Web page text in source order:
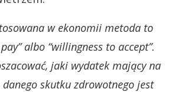
w ekonomii metoda to
albo “willingness to accept”.
jaki wydatek mający na
skutku zdrowotnego jest